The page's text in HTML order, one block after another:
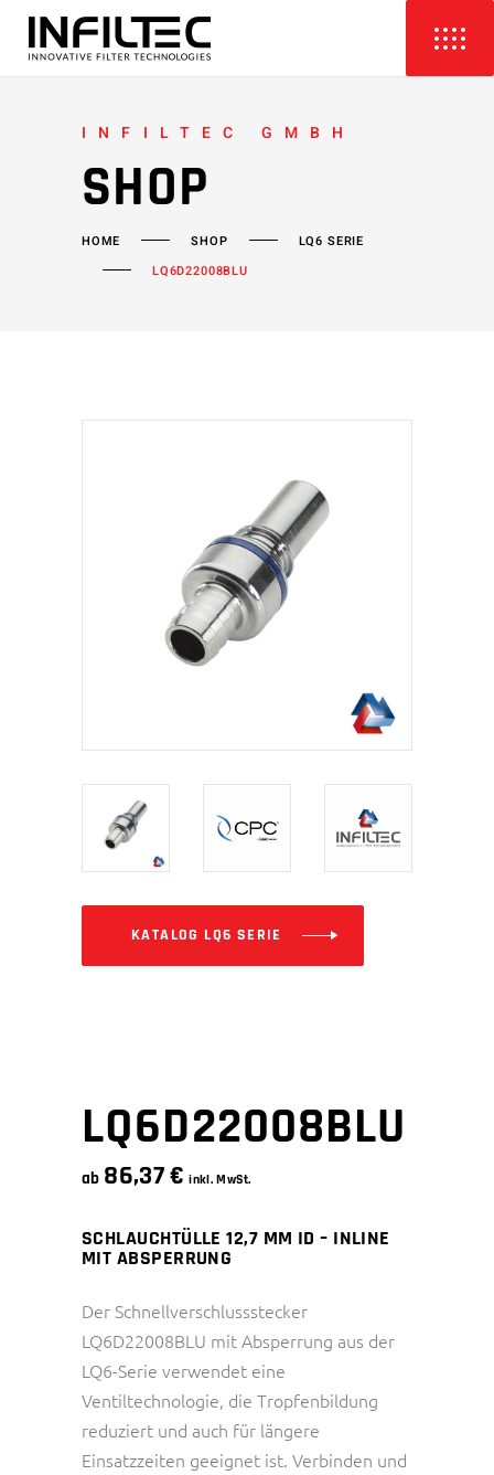
INFILTEC GMBH
SHOP
HOME SHOP
LQ6 SERIE
LQ6D22008BLU
KATALOG LQ6 SERIE
LQ6D22008BLU
ab 86,37€ inkl. MwSt.
SCHLAUCHTÜLLE 12,7 MM ID – INLINE
MIT ABSPERRUNG
Der Schnellverschlussstecker
LQ6D22008BLU mit Absperrung aus der
LQ6-Serie verwendet eine
Ventiltechnologie, die Tropfenbildung
reduziert und auch für längere
Einsatzzeiten geeignet ist. Verbinden und